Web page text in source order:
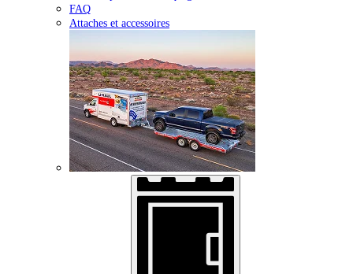
FAQ
Attaches et accessoires